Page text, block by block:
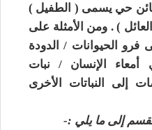
حي يسمى ( الطفيل )
) . ومن الأمثلة على
الحيوانات / الدودة
الإنسان / نبات
إلى النباتات الأخرى
إلى ما يلي :-